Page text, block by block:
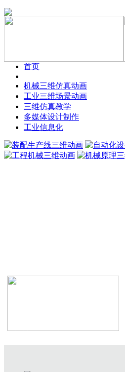
首页
机械三维仿真动画
工业三维场景动画
三维仿真教学
多媒体设计制作
工业信息化